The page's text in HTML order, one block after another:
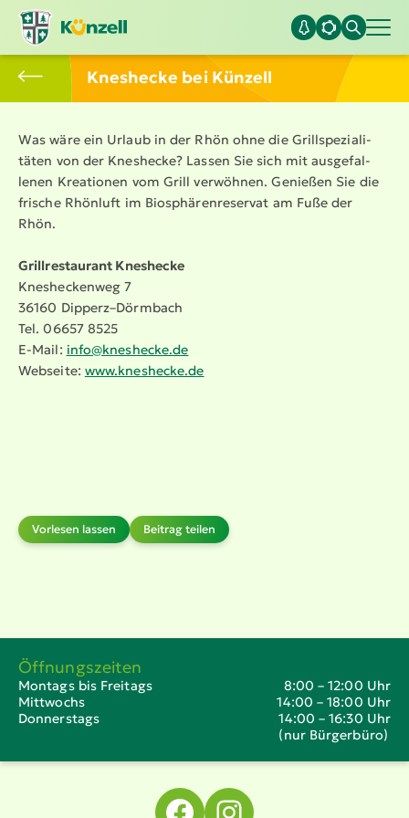
Öffnungszeiten
Montags bis Freitags
8:00 – 12:00 Uhr
Mittwochs
14:00 – 18:00 Uhr
Donnerstags
14:00 – 16:30 Uhr
(nur Bürgerbüro)
Kneshecke bei Künzell
Was wäre ein Urlaub in der Rhön ohne die Grill­spe­zia­li­
täten von der Kneshecke? Lassen Sie sich mit ausge­fal­
lenen Kreationen vom Grill verwöhnen. Genießen Sie die
frische Rhönluft im Biosphä­ren­re­servat am Fuße der
Rhön.
Grill­re­staurant Kneshecke
Kneshe­ckenweg 7
36160 Dipperz–Dörmbach
Tel. 06657 8525
E-Mail: info@​kneshecke.​de
Webseite: www.​kneshecke.​de
Vorlesen lassen Beitrag teilen